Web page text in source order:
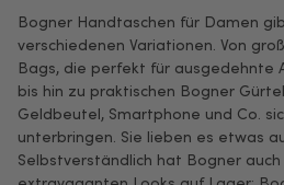
Bogner Handtaschen für Damen
verschiedenen Variationen. Von
Bags, die perfekt für ausgedehnte
bis hin zu praktischen Bogner
Geldbeutel, Smartphone und Co.
unterbringen. Sie lieben es etwas
Selbstverständlich hat Bogner